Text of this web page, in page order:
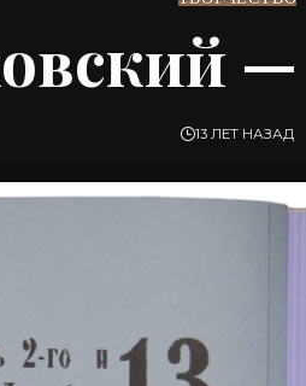
13 ЛЕТ НАЗАД